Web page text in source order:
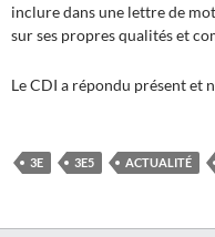
inclure dans une lettre de
sur ses propres qualités et
Le CDI a répondu présent et
3E 3E5 ACTUALITÉ